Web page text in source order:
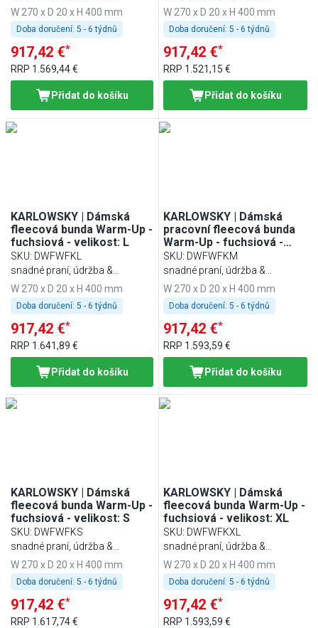
udržitelnost
W 270 x D 20 x H 400 mm
Doba doručení: 5 - 6 týdnů
917,42 €*
RRP 1.569,44 €
Přidat do košíku
udržitelnost
W 270 x D 20 x H 400 mm
Doba doručení: 5 - 6 týdnů
917,42 €*
RRP 1.521,15 €
Přidat do košíku
KARLOWSKY | Dámská
fleecová bunda Warm-Up -
fuchsiová - velikost: L
SKU: DWFWFKL
snadné praní, údržba &
udržitelnost
W 270 x D 20 x H 400 mm
Doba doručení: 5 - 6 týdnů
917,42 €*
RRP 1.641,89 €
Přidat do košíku
KARLOWSKY | Dámská
pracovní fleecová bunda
Warm-Up - fuchsiová -
velikost: M
SKU: DWFWFKM
snadné praní, údržba &
udržitelnost
W 270 x D 20 x H 400 mm
Doba doručení: 5 - 6 týdnů
917,42 €*
RRP 1.593,59 €
Přidat do košíku
KARLOWSKY | Dámská
fleecová bunda Warm-Up -
fuchsiová - velikost: S
SKU: DWFWFKS
snadné praní, údržba &
udržitelnost
W 270 x D 20 x H 400 mm
Doba doručení: 5 - 6 týdnů
917,42 €*
RRP 1.617,74 €
KARLOWSKY | Dámská
fleecová bunda Warm-Up -
fuchsiová - velikost: XL
SKU: DWFWFKXL
snadné praní, údržba &
udržitelnost
W 270 x D 20 x H 400 mm
Doba doručení: 5 - 6 týdnů
917,42 €*
RRP 1.593,59 €